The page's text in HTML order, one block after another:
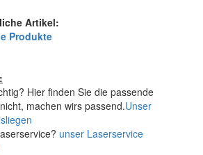
Artikel:
Produkte
Hier finden Sie die passende
machen wirs passend.Unser
unser Laserservice